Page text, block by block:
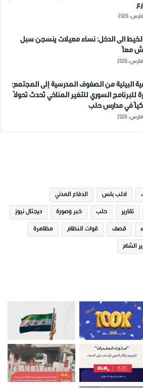
الى الدخل: نساء معيلات ينسجن سبل
معاً
البيئية من الصفوف المدرسية إلى المجتمع:
للبرنامج السوري للتغير المناخي تُحدث تحولاً
في مدارس حلب
ادلب بلس الدفاع المدني
تقارير حلب خبر وصورة ديجتال نيوز
قصف قوات النظام مظاهرة
الشام